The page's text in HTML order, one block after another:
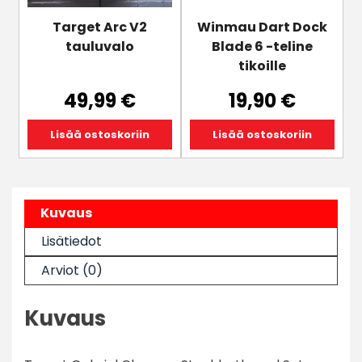
Target Arc V2
tauluvalo
49,99€
Lisää ostoskoriin
Winmau Dart Dock
Blade 6 -teline
tikoille
19,90€
Lisää ostoskoriin
Kuvaus
Lisätiedot
Arviot (0)
Kuvaus